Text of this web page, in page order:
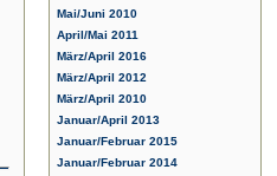
Mai/Juni 2010
April/Mai 2011
März/April 2016
März/April 2012
März/April 2010
Januar/April 2013
Januar/Februar 2015
Januar/Februar 2014